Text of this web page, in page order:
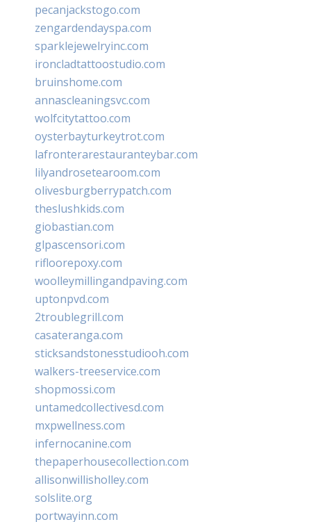
pecanjackstogo.com
zengardendayspa.com
sparklejewelryinc.com
ironcladtattoostudio.com
bruinshome.com
annascleaningsvc.com
wolfcitytattoo.com
oysterbayturkeytrot.com
lafronterarestauranteybar.com
lilyandrosetearoom.com
olivesburgberrypatch.com
theslushkids.com
giobastian.com
glpascensori.com
rifloorepoxy.com
woolleymillingandpaving.com
uptonpvd.com
2troublegrill.com
casateranga.com
sticksandstonesstudiooh.com
walkers-treeservice.com
shopmossi.com
untamedcollectivesd.com
mxpwellness.com
infernocanine.com
thepaperhousecollection.com
allisonwillisholley.com
solslite.org
portwayinn.com